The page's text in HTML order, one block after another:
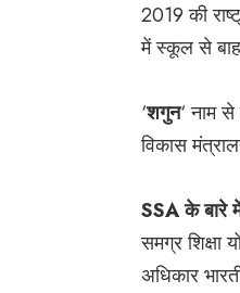
2019 की
में स्कूल से
‘शगुन‘ नाम
विकास
SSA के बारे
समग्र शिक्षा
अधिकार